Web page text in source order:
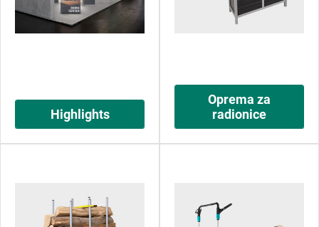
Highlights
Oprema za
radionice